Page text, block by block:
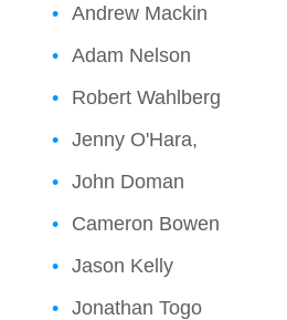
Andrew Mackin
Adam Nelson
Robert Wahlberg
Jenny O'Hara,
John Doman
Cameron Bowen
Jason Kelly
Jonathan Togo